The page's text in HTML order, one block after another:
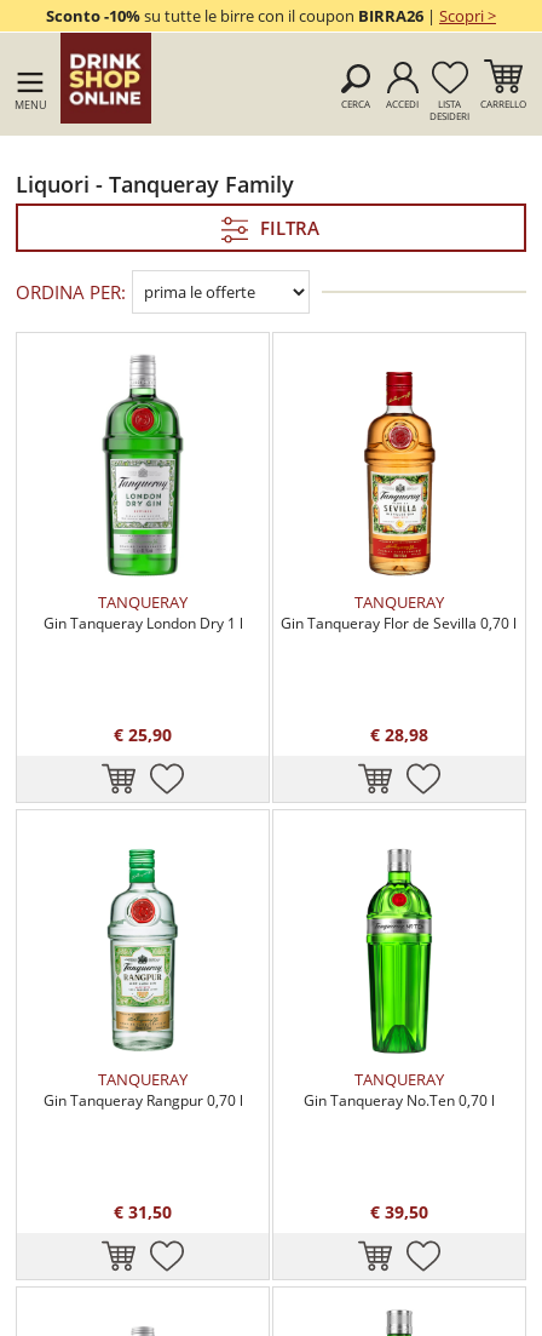
Sconto -10%su tutte le birre con il coupon BIRRA26| Scopri >
MENU CERCA ACCEDI
LISTA
DESIDERI
CARRELLO
Liquori - Tanqueray Family
FILTRA
ORDINA PER:
TANQUERAY
Gin Tanqueray London Dry 1 l
€ 25,90
TANQUERAY
Gin Tanqueray Flor de Sevilla 0,70 l
€ 28,98
TANQUERAY
Gin Tanqueray Rangpur 0,70 l
€ 31,50
TANQUERAY
Gin Tanqueray No.Ten 0,70 l
€ 39,50